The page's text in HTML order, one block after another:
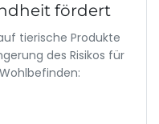
fördert
tierische Produkte
des Risikos für